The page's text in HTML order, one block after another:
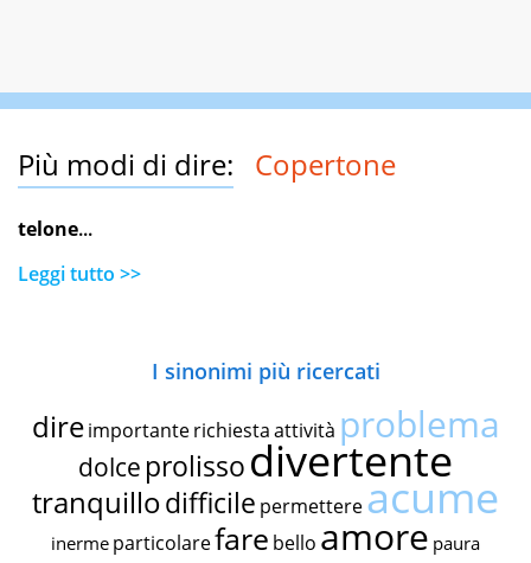
Più modi di dire: Copertone
telone...
Leggi tutto >>
I sinonimi più ricercati
dire importante richiestaattività problema
dolce prolissodivertente
tranquillodifficile permettereacume
inerme particolarefare bello amore paura